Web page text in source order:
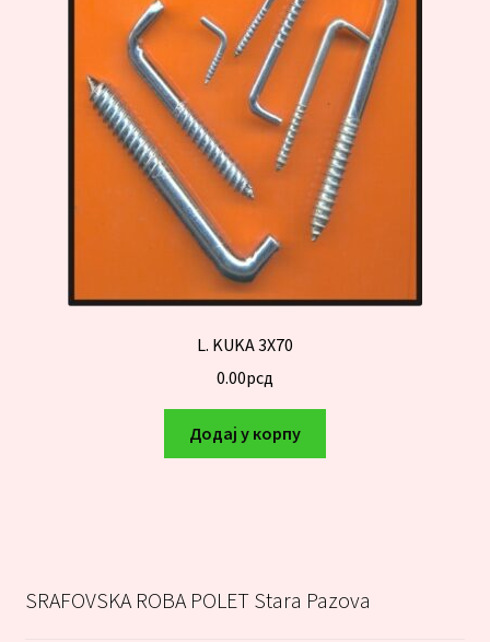
L. KUKA 3X70
0.00рсд
Додај у корпу
SRAFOVSKA ROBA POLET Stara Pazova